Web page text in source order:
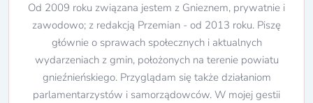
Od 2009 roku związana jestem z Gnieznem, prywatnie i
zawodowo; z redakcją Przemian - od 2013 roku. Piszę
głównie o sprawach społecznych i aktualnych
wydarzeniach z gmin, położonych na terenie powiatu
gnieźnieńskiego. Przyglądam się także działaniom
parlamentarzystów i samorządowców. W mojej gestii